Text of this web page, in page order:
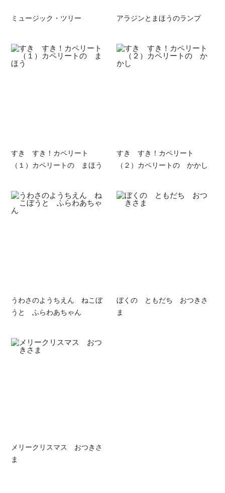
ミュージック・ツリー アラジンとまほうのランプ
すき すき！カペリート
（１）カペリートの まほう
すき すき！カペリート
（２）カペリートの かかし
うわさのようちえん ねこぼ
うと ふらわあちゃん
ぼくの ともだち おつきさ
ま
メリークリスマス おつきさ
ま